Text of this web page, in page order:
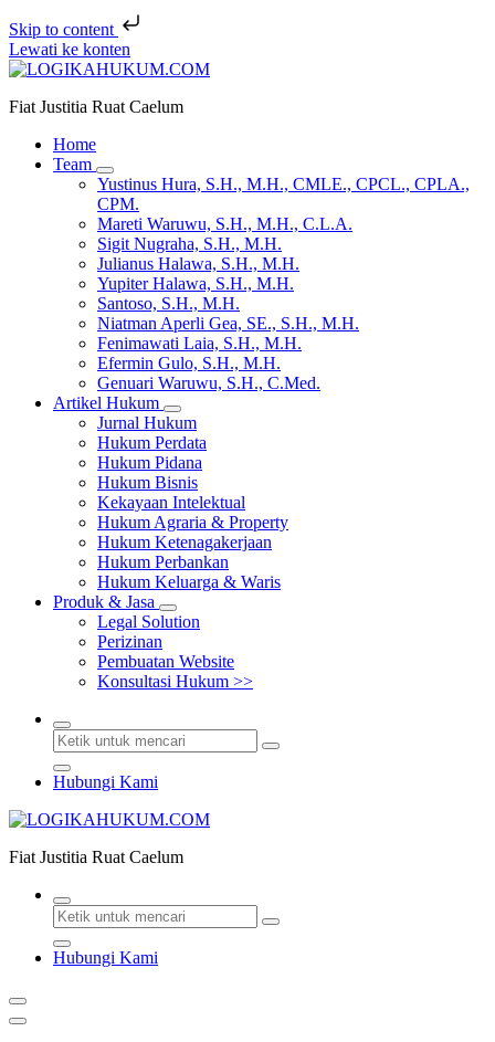
Skip to content
Lewati ke konten
Fiat Justitia Ruat Caelum
Home
Team
Yustinus Hura, S.H., M.H., CMLE., CPCL., CPLA.,
CPM.
Mareti Waruwu, S.H., M.H., C.L.A.
Sigit Nugraha, S.H., M.H.
Julianus Halawa, S.H., M.H.
Yupiter Halawa, S.H., M.H.
Santoso, S.H., M.H.
Niatman Aperli Gea, SE., S.H., M.H.
Fenimawati Laia, S.H., M.H.
Efermin Gulo, S.H., M.H.
Genuari Waruwu, S.H., C.Med.
Artikel Hukum
Jurnal Hukum
Hukum Perdata
Hukum Pidana
Hukum Bisnis
Kekayaan Intelektual
Hukum Agraria & Property
Hukum Ketenagakerjaan
Hukum Perbankan
Hukum Keluarga & Waris
Produk & Jasa
Legal Solution
Perizinan
Pembuatan Website
Konsultasi Hukum >>
Hubungi Kami
Fiat Justitia Ruat Caelum
Hubungi Kami